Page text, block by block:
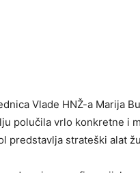
Vlade HNŽ-a Marija
polučila vrlo konkretne i
predstavlja strateški alat